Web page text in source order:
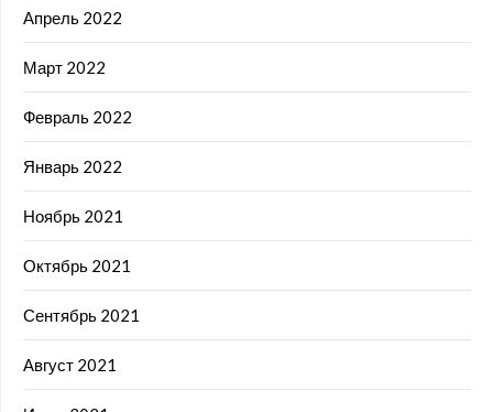
Апрель 2022
Март 2022
Февраль 2022
Январь 2022
Ноябрь 2021
Октябрь 2021
Сентябрь 2021
Август 2021